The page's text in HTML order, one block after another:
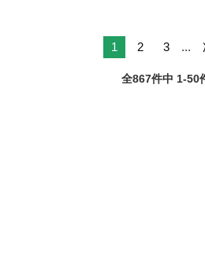
1 2 3 ...
全867件中 1-50